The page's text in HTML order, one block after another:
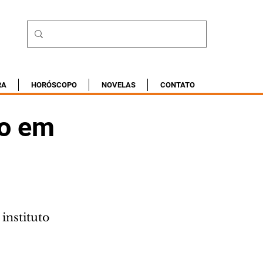
HORÓSCOPO NOVELAS CONTATO
em
instituto